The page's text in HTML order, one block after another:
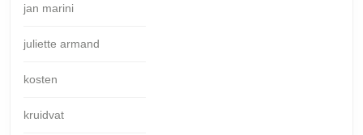
jan marini
juliette armand
kosten
kruidvat